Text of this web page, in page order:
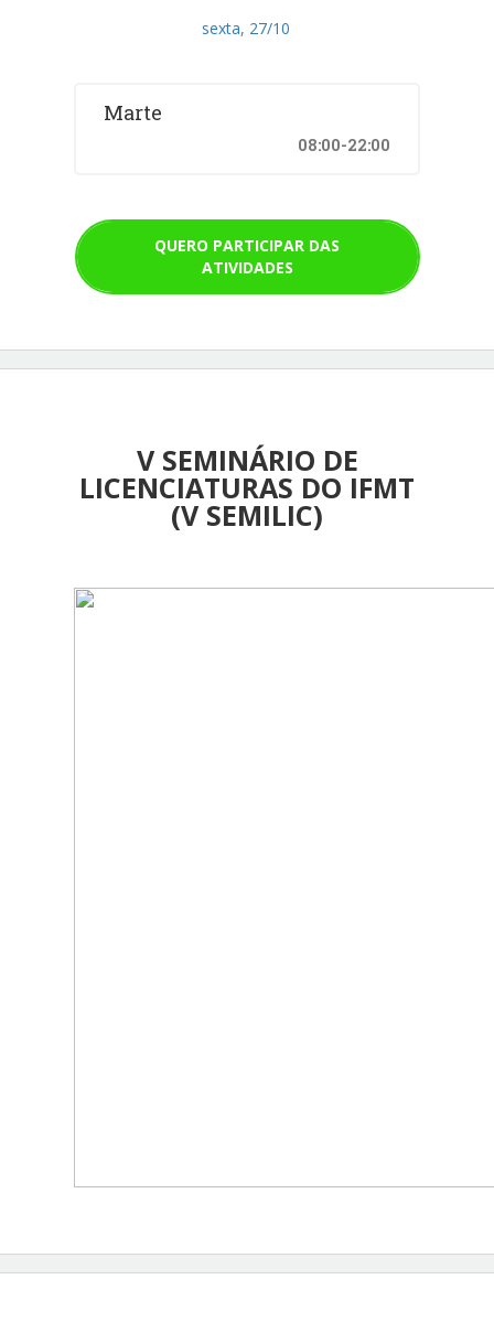
sexta, 27/10
Marte
08:00-22:00
QUERO PARTICIPAR DAS
ATIVIDADES
V SEMINÁRIO DE
LICENCIATURAS DO IFMT
(V SEMILIC)